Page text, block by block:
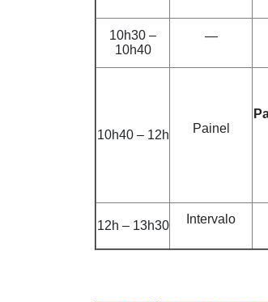
10h30 –
10h40
—
10h40 – 12h Painel
12h – 13h30 Intervalo